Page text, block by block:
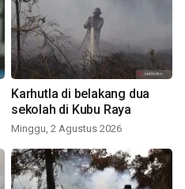
Karhutla di belakang dua
sekolah di Kubu Raya
Minggu, 2 Agustus 2026